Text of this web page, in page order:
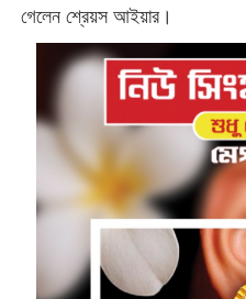
গেলেন শ্রেয়স আইয়ার।